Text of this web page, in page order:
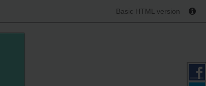
Basic HTML version